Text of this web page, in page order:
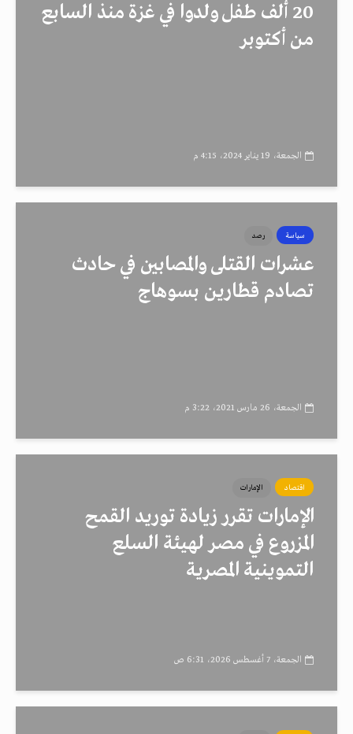
20 ألف طفل ولدوا في غزة منذ السابع
من أكتوبر
الجمعة، 19 يناير 2024، 4:15 م
سياسة رصد
عشرات القتلى والمصابين في حادث
تصادم قطارين بسوهاج
الجمعة، 26 مارس 2021، 3:22 م
اقتصاد الإمارات
الإمارات تقرر زيادة توريد القمح
المزروع في مصر لهيئة السلع
التموينية المصرية
الجمعة، 7 أغسطس 2026، 6:31 ص